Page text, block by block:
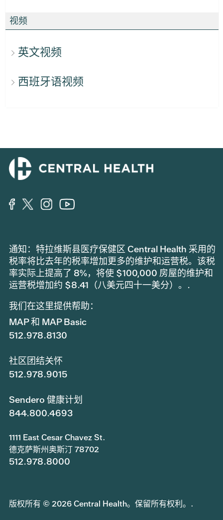
视频
英文视频
西班牙语视频
通知：特拉维斯县医疗保健区 Central Health 采用的
税率将比去年的税率增加更多的维护和运营税。该税
率实际上提高了 8%，将使 $100,000 房屋的维护和
运营税增加约 $8.41（八美元四十一美分）。.
我们在这里提供帮助：
MAP 和 MAP Basic
512.978.8130
社区团结关怀
512.978.9015
Sendero 健康计划
844.800.4693
1111 East Cesar Chavez St.
德克萨斯州奥斯汀 78702
512.978.8000
版权所有 © 2026 Central Health。保留所有权利。.